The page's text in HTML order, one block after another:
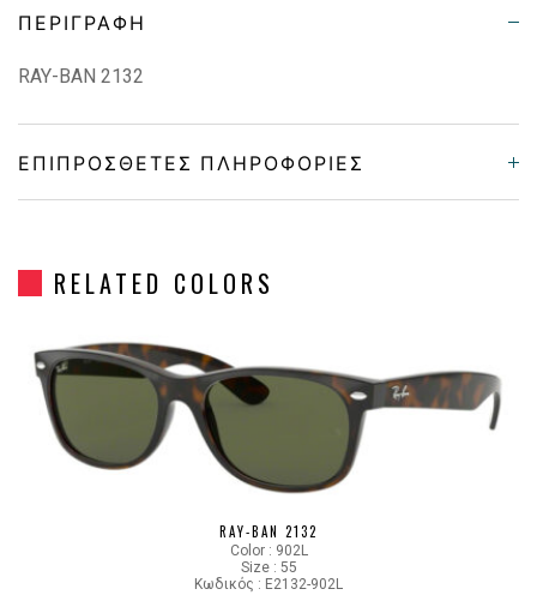
ΠΕΡΙΓΡΑΦΉ
RAY-BAN 2132
ΕΠΙΠΡΌΣΘΕΤΕΣ ΠΛΗΡΟΦΟΡΊΕΣ
Gender Unisex
Material
Color MATTE BLACK
Lens Color GREEN
622
RELATED COLORS
RAY-BAN 2132
Color : 902L
Size : 55
Κωδικός : E2132-902L